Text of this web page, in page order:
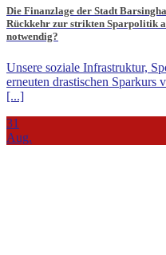
Die Finanzlage der Stadt
Rückkehr zur strikten Sparpolitik
notwendig?
Unsere soziale Infrastruktur,
erneuten drastischen Sparkurs
[...]
31
Aug.